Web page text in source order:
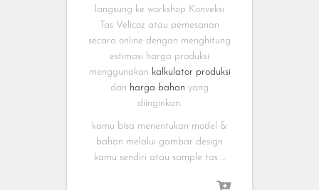
langsung ke workshop Konveksi
Tas Velicoz atau pemesanan
secara online dengan menghitung
estimasi harga produksi
menggunakan kalkulator produksi
dan harga bahan yang
diinginkan.
kamu bisa menentukan model &
bahan melalui gambar design
kamu sendiri atau sample tas …